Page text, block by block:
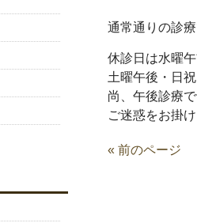
通常通りの診
休診日は水曜
土曜午後・日
尚、午後診療
ご迷惑をお掛
« 前のページ